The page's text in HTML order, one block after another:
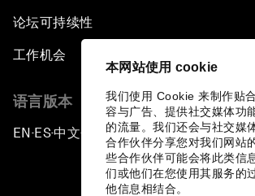
本网站使用 cookie
我们使用 Cookie 来制作贴
容与广告、提供社交媒体功
的流量。我们还会与社交媒
合作伙伴分享您对我们网站
些合作伙伴可能会将此类信
们或他们在您使用其服务的
他信息相结合。
论坛可持续性
工作机会
语言版本
EN ▪ES▪中文▪ 日本語